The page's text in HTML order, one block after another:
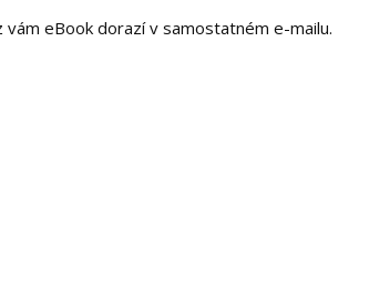
vám eBook dorazí v samostatném e-mailu.